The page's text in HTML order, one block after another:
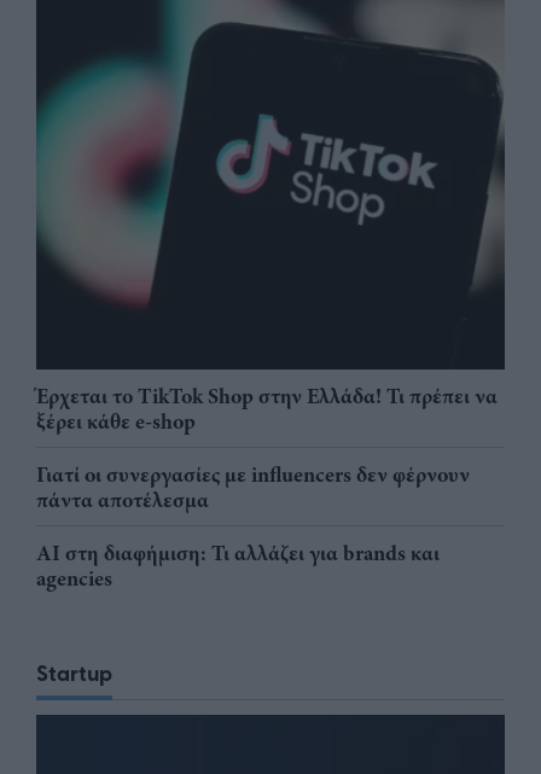
Έρχεται το TikTok Shop στην Ελλάδα! Τι πρέπει να
ξέρει κάθε e-shop
Γιατί οι συνεργασίες με influencers δεν φέρνουν
πάντα αποτέλεσμα
AI στη διαφήμιση: Τι αλλάζει για brands και
agencies
Startup